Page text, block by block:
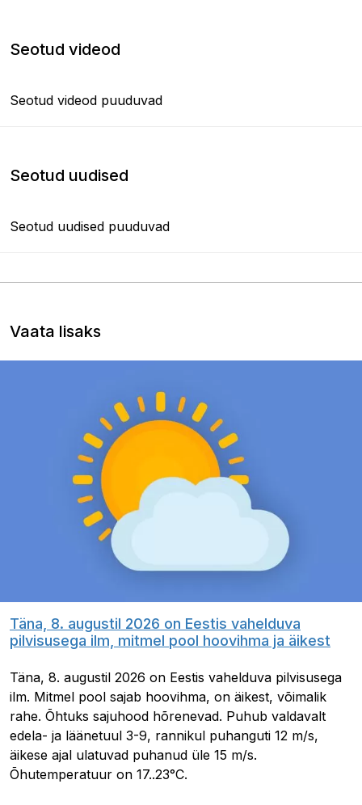
Seotud videod
Seotud videod puuduvad
Seotud uudised
Seotud uudised puuduvad
Vaata lisaks
Täna, 8. augustil 2026 on Eestis vahelduva
pilvisusega ilm, mitmel pool hoovihma ja äikest
Täna, 8. augustil 2026 on Eestis vahelduva pilvisusega
ilm. Mitmel pool sajab hoovihma, on äikest, võimalik
rahe. Õhtuks sajuhood hõrenevad. Puhub valdavalt
edela- ja läänetuul 3-9, rannikul puhanguti 12 m/s,
äikese ajal ulatuvad puhanud üle 15 m/s.
Õhutemperatuur on 17..23°C.